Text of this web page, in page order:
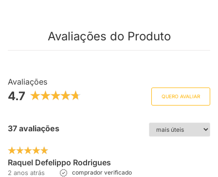
Avaliações do Produto
Avaliações
4.7 QUERO AVALIAR
37 avaliações
Raquel Defelippo Rodrigues
2 anos atrás comprador verificado